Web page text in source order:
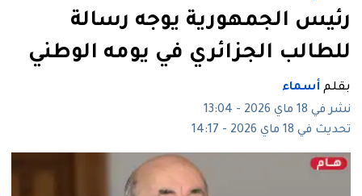
رئيس الجمهورية يوجه رسالة
للطالب الجزائري في يومه الوطني
بقلم أسماء
نشر في 18 ماي 2026 - 13:04
تحديث في 18 ماي 2026 - 14:17